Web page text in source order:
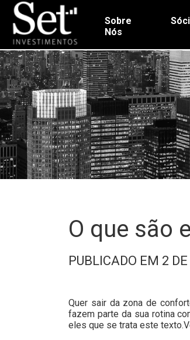
Sobre
Nós
O que são
PUBLICADO EM 2
Quer sair da zona de
fazem parte da sua rotina
eles que se trata este